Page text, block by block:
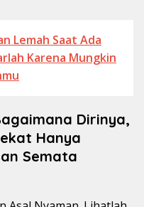
Lemah Saat Ada
Karena Mungkin
Dirinya,
Hanya
Semata